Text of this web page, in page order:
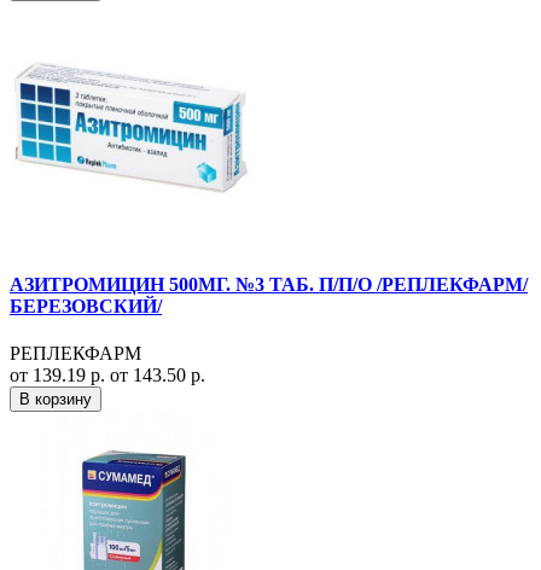
АЗИТРОМИЦИН 500МГ. №3 ТАБ. П/П/О /РЕПЛЕКФАРМ/
БЕРЕЗОВСКИЙ/
РЕПЛЕКФАРМ
от 139.19 р. от 143.50 р.
В корзину